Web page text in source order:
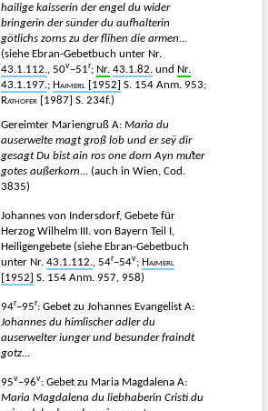
hailige kaisserin der engel du wider
bringerin der sünder du aufhalterin
götlichs zorns zu der flihen die armen...
(siehe Ebran-Gebetbuch unter Nr.
43.1.112., 50v–51r; Nr. 43.1.82. und Nr.
43.1.197.; Haimerl [1952]
S. 154 Anm. 953;
Rathofer [1987]
S. 234f.)
Gereimter Mariengruß A: Maria du
auserwelte magt groß lob und er seÿ dir
gesagt Du bist ain ros one dorn Ayn muͦter
gotes außerkorn... (auch in Wien, Cod.
3835)
Johannes von Indersdorf, Gebete für
Herzog Wilhelm III. von Bayern Teil I,
Heiligengebete (siehe Ebran-Gebetbuch
unter Nr. 43.1.112., 54r–54v; Haimerl
[1952]
S. 154 Anm. 957, 958)
94r–95r: Gebet zu Johannes Evangelist A:
Johannes du himlischer adler du
auserwelter iunger und besunder fraindt
gotz...
95v–96v: Gebet zu Maria Magdalena A:
Maria Magdalena du liebhaberin Cristi du